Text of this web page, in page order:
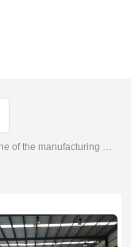
Development, design, production and sales in one of the manufacturing enterprises